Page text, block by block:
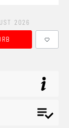
2026
ein oder